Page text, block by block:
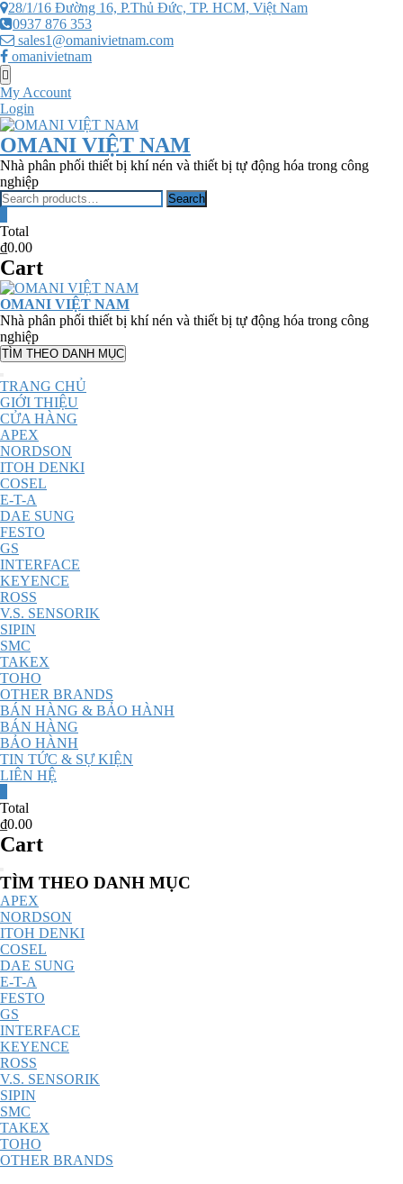
Skip
to
content
28/1/16 Đường 16, P.Thủ Đức, TP. HCM, Việt Nam
0937 876 353
sales1@omanivietnam.com
omanivietnam
Topbar
Menu
My Account
Login
OMANI VIỆT NAM
Nhà phân phối thiết bị khí nén và thiết bị tự động hóa trong công
nghiệp
Search
Search
Total
₫0.00
Cart
OMANI VIỆT NAM
Nhà phân phối thiết bị khí nén và thiết bị tự động hóa trong công
nghiệp
TÌM THEO DANH MỤC
TRANG CHỦ
GIỚI THIỆU
CỬA HÀNG
APEX
NORDSON
ITOH DENKI
COSEL
E-T-A
DAE SUNG
FESTO
GS
INTERFACE
KEYENCE
ROSS
V.S. SENSORIK
SIPIN
SMC
TAKEX
TOHO
OTHER BRANDS
BÁN HÀNG & BẢO HÀNH
BÁN HÀNG
BẢO HÀNH
TIN TỨC & SỰ KIỆN
LIÊN HỆ
Total
₫0.00
Cart
Catalog
Menu
TÌM THEO DANH MỤC
APEX
NORDSON
ITOH DENKI
COSEL
DAE SUNG
E-T-A
FESTO
GS
INTERFACE
KEYENCE
ROSS
V.S. SENSORIK
SIPIN
SMC
TAKEX
TOHO
OTHER BRANDS